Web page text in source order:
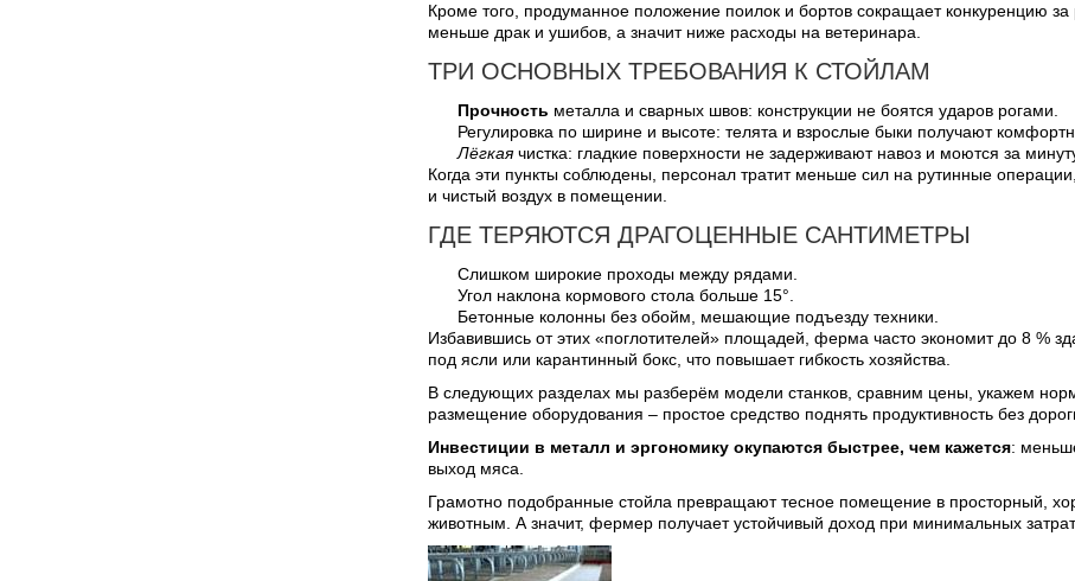
Кроме того, продуманное положение поилок и бортов сокращает конкуренцию
меньше драк и ушибов, а значит ниже расходы на ветеринара.
ТРИ ОСНОВНЫХ ТРЕБОВАНИЯ К СТОЙЛАМ
Прочность металла и сварных швов: конструкции не боятся ударов рогами.
Регулировка по ширине и высоте: телята и взрослые быки получают
Лёгкаячистка: гладкие поверхности не задерживают навоз и моются за
Когда эти пункты соблюдены, персонал тратит меньше сил на рутинные
и чистый воздух в помещении.
ГДЕ ТЕРЯЮТСЯ ДРАГОЦЕННЫЕ САНТИМЕТРЫ
Слишком широкие проходы между рядами.
Угол наклона кормового стола больше 15°.
Бетонные колонны без обойм, мешающие подъезду техники.
Избавившись от этих «поглотителей» площадей, ферма часто экономит до 8 %
под ясли или карантинный бокс, что повышает гибкость хозяйства.
В следующих разделах мы разберём модели станков, сравним цены, укажем
размещение оборудования – простое средство поднять продуктивность без
Инвестиции в металл и эргономику окупаются быстрее, чем кажется:
выход мяса.
Грамотно подобранные стойла превращают тесное помещение в просторный,
животным. А значит, фермер получает устойчивый доход при минимальных